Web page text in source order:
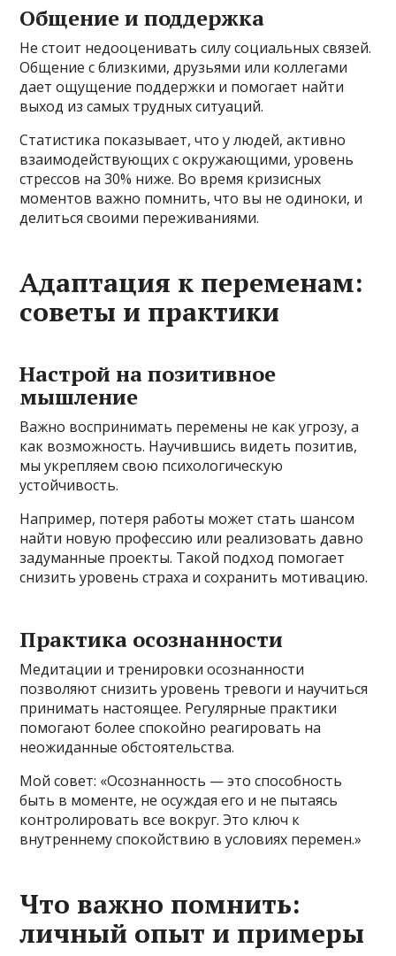
Общение и поддержка
Не стоит недооценивать силу социальных связей.
Общение с близкими, друзьями или коллегами
дает ощущение поддержки и помогает найти
выход из самых трудных ситуаций.
Статистика показывает, что у людей, активно
взаимодействующих с окружающими, уровень
стрессов на 30% ниже. Во время кризисных
моментов важно помнить, что вы не одиноки, и
делиться своими переживаниями.
Адаптация к переменам:
советы и практики
Настрой на позитивное
мышление
Важно воспринимать перемены не как угрозу, а
как возможность. Научившись видеть позитив,
мы укрепляем свою психологическую
устойчивость.
Например, потеря работы может стать шансом
найти новую профессию или реализовать давно
задуманные проекты. Такой подход помогает
снизить уровень страха и сохранить мотивацию.
Практика осознанности
Медитации и тренировки осознанности
позволяют снизить уровень тревоги и научиться
принимать настоящее. Регулярные практики
помогают более спокойно реагировать на
неожиданные обстоятельства.
Мой совет: «Осознанность — это способность
быть в моменте, не осуждая его и не пытаясь
контролировать все вокруг. Это ключ к
внутреннему спокойствию в условиях перемен.»
Что важно помнить:
личный опыт и примеры